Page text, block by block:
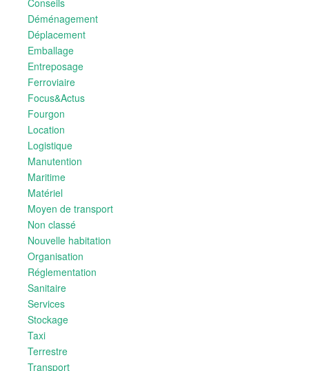
Conseils
Déménagement
Déplacement
Emballage
Entreposage
Ferroviaire
Focus&Actus
Fourgon
Location
Logistique
Manutention
Maritime
Matériel
Moyen de transport
Non classé
Nouvelle habitation
Organisation
Réglementation
Sanitaire
Services
Stockage
Taxi
Terrestre
Transport